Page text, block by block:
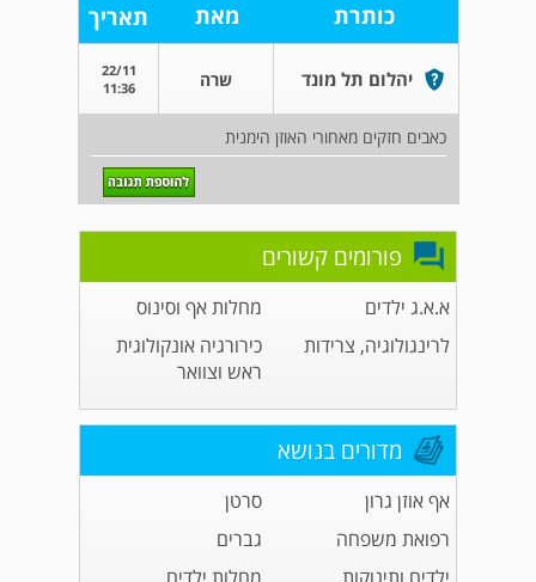
כותרת מאת תאריך
יהלום תל מונד שרה
22/11
11:36
כאבים חזקים מאחורי האוזן הימנית
פורומים קשורים
א.א.ג ילדים
מחלות אף וסינוס
לרינגולוגיה, צרידות
כירורגיה אונקולוגית
ראש וצוואר
מדורים בנושא
אף אוזן גרון
סרטן
רפואת משפחה
גברים